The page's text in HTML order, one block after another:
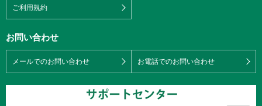
ご利用規約
お問い合わせ
メールでのお問い合わせ お電話でのお問い合わせ